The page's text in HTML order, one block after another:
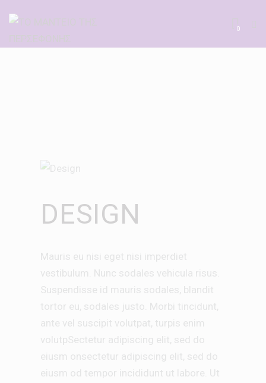
0
DESIGN
Mauris eu nisi eget nisi imperdiet
vestibulum. Nunc sodales vehicula risus.
Suspendisse id mauris sodales, blandit
tortor eu, sodales justo. Morbi tincidunt,
ante vel suscipit volutpat, turpis enim
volutpSectetur adipiscing elit, sed do
eiusm onsectetur adipiscing elit, sed do
eiusm od tempor incididunt ut labore. Ut